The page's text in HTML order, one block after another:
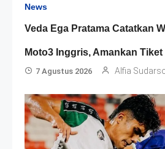
News
Veda Ega Pratama Catatkan
Moto3 Inggris, Amankan Tiket
7 Agustus 2026 Alfia